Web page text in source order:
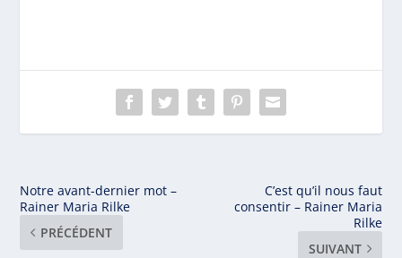
Notre avant-dernier mot –
Rainer Maria Rilke
PRÉCÉDENT
C’est qu’il nous faut
consentir – Rainer Maria
Rilke
SUIVANT